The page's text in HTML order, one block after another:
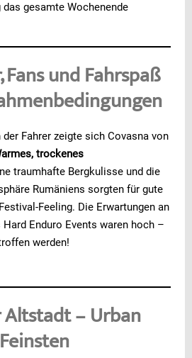
gesamte Wochenende
und Fahrspaß
Fahrer zeigte sich Covasna von
trockenes
traumhafte Bergkulisse und die
Rumäniens sorgten für gute
Feeling. Die Erwartungen an
Enduro Events waren hoch –
werden!
Altstadt – Urban